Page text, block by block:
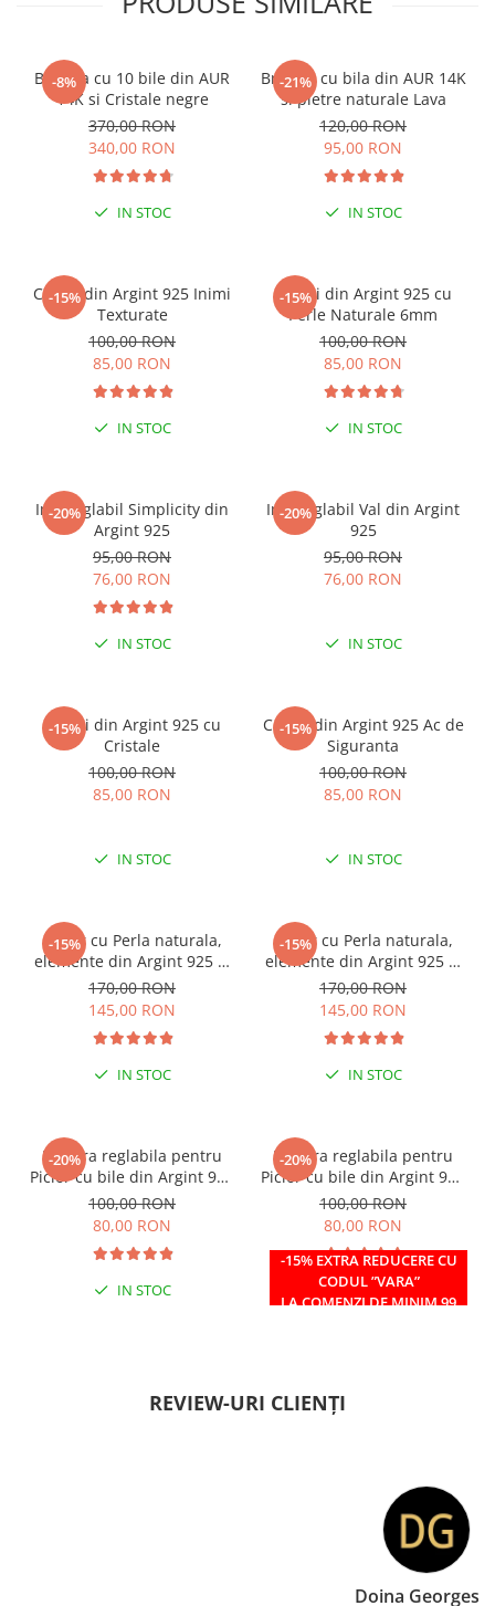
-8%
Bratara cu 10 bile din AUR
14K si Cristale negre
370,00 RON
340,00 RON
IN STOC
-21%
Bratara cu bila din AUR 14K
si pietre naturale Lava
120,00 RON
95,00 RON
IN STOC
-15%
Cercei din Argint 925 Inimi
Texturate
100,00 RON
85,00 RON
IN STOC
-15%
Cercei din Argint 925 cu
Perle Naturale 6mm
100,00 RON
85,00 RON
IN STOC
-20%
Inel reglabil Simplicity din
Argint 925
95,00 RON
76,00 RON
IN STOC
-20%
Inel reglabil Val din Argint
925
95,00 RON
76,00 RON
IN STOC
-15%
Cercei din Argint 925 cu
Cristale
100,00 RON
85,00 RON
IN STOC
-15%
Cercei din Argint 925 Ac de
Siguranta
100,00 RON
85,00 RON
IN STOC
-15%
Colier cu Perla naturala,
elemente din Argint 925 si
margele Miyuki, multicolor
170,00 RON
145,00 RON
IN STOC
-15%
Colier cu Perla naturala,
elemente din Argint 925 si
margele Miyuki, verde/kiwi
170,00 RON
145,00 RON
IN STOC
-20%
Bratara reglabila pentru
Picior cu bile din Argint 925
si margele Miyuki rosii
100,00 RON
80,00 RON
IN STOC
-20%
-15% EXTRA REDUCERE CU
CODUL ”VARA”
LA COMENZI DE MINIM 99
Bratara reglabila pentru
Picior cu bile din Argint 925
si margele Miyuki verzi
100,00 RON
80,00 RON
IN STOC
REVIEW-URI CLIENȚI